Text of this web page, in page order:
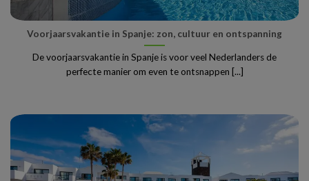
Voorjaarsvakantie in Spanje: zon, cultuur en ontspanning
De voorjaarsvakantie in Spanje is voor veel Nederlanders de
perfecte manier om even te ontsnappen [...]